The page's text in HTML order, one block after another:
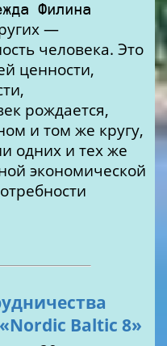
Филина
—
человека. Это
ценности,
рождается,
и том же кругу,
одних и тех же
экономической
Baltic 8»